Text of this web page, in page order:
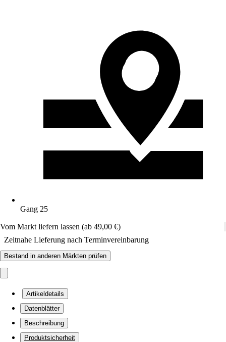
Gang 25
Vom Markt liefern lassen (ab 49,00 €)
Zeitnahe Lieferung nach Terminvereinbarung
Bestand in anderen Märkten prüfen
Artikeldetails
Datenblätter
Beschreibung
Produktsicherheit